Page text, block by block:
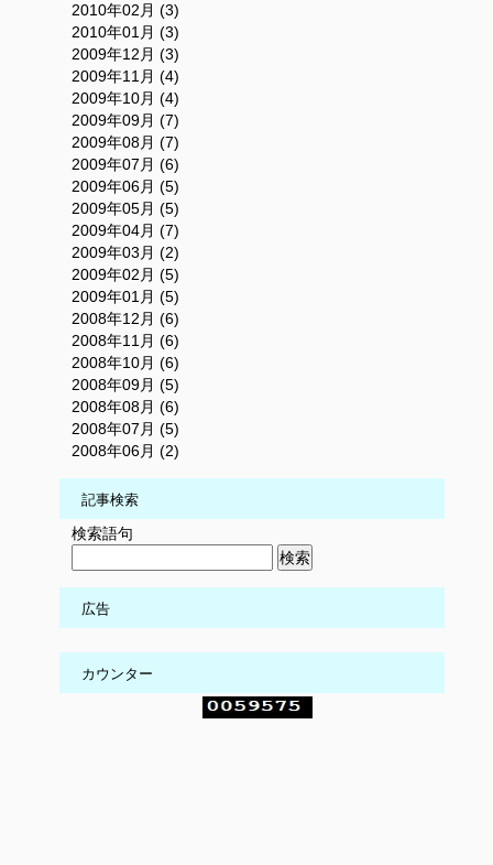
2010年02月 (3)
2010年01月 (3)
2009年12月 (3)
2009年11月 (4)
2009年10月 (4)
2009年09月 (7)
2009年08月 (7)
2009年07月 (6)
2009年06月 (5)
2009年05月 (5)
2009年04月 (7)
2009年03月 (2)
2009年02月 (5)
2009年01月 (5)
2008年12月 (6)
2008年11月 (6)
2008年10月 (6)
2008年09月 (5)
2008年08月 (6)
2008年07月 (5)
2008年06月 (2)
記事検索
検索語句
広告
カウンター